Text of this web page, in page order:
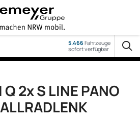
5.466Fahrzeuge
sofort verfügbar
2x S LINE PANO